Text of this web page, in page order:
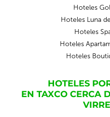
Hoteles
Hoteles Luna
Hoteles
Hoteles
Hoteles
HOTELES
EN TAXCO CERCA